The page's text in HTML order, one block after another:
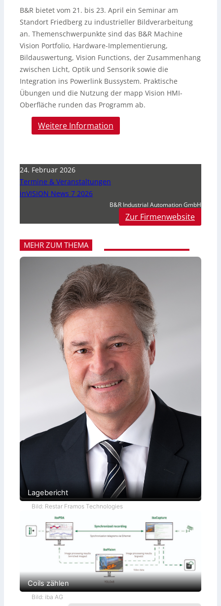
B&R bietet vom 21. bis 23. April ein Seminar am
Standort Friedberg zu industrieller Bildverarbeitung
an. Themenschwerpunkte sind das B&R Machine
Vision Portfolio, Hardware-Implementierung,
Bildauswertung, Vision Functions, der Zusammenhang
zwischen Licht, Optik und Sensorik sowie die
Integration ins Powerlink Bussystem. Praktische
Übungen und die Nutzung der mapp Vision HMI-
Oberfläche runden das Programm ab.
Weitere Information
24. Februar 2026
Termine & Veranstaltungen
inVISION News 7 2026
B&R Industrial Automation GmbH
Zur Firmenwebsite
MEHR ZUM THEMA
Lagebericht
Bild: Restar Framos Technologies
Coils zählen
Bild: iba AG